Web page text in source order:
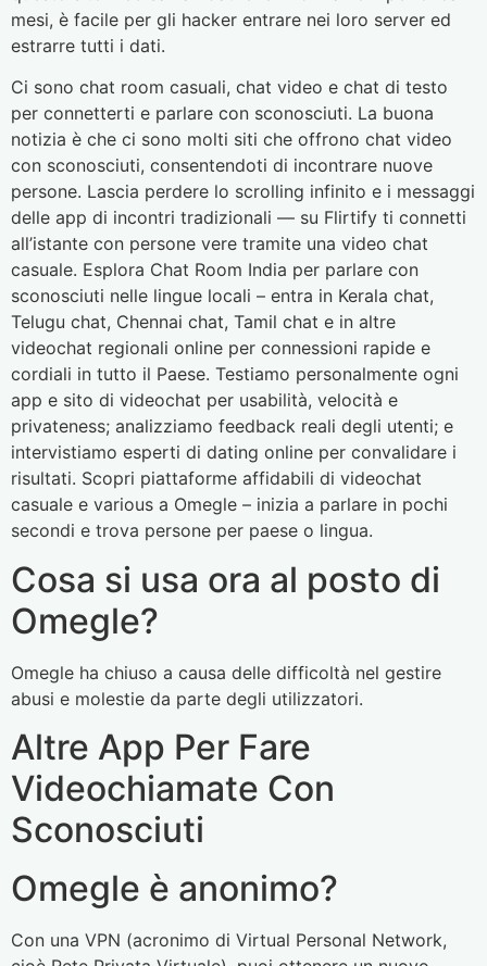
mesi, è facile per gli hacker entrare nei loro server ed
estrarre tutti i dati.
Ci sono chat room casuali, chat video e chat di testo
per connetterti e parlare con sconosciuti. La buona
notizia è che ci sono molti siti che offrono chat video
con sconosciuti, consentendoti di incontrare nuove
persone. Lascia perdere lo scrolling infinito e i messaggi
delle app di incontri tradizionali — su Flirtify ti connetti
all’istante con persone vere tramite una video chat
casuale. Esplora Chat Room India per parlare con
sconosciuti nelle lingue locali – entra in Kerala chat,
Telugu chat, Chennai chat, Tamil chat e in altre
videochat regionali online per connessioni rapide e
cordiali in tutto il Paese. Testiamo personalmente ogni
app e sito di videochat per usabilità, velocità e
privateness; analizziamo feedback reali degli utenti; e
intervistiamo esperti di dating online per convalidare i
risultati. Scopri piattaforme affidabili di videochat
casuale e various a Omegle – inizia a parlare in pochi
secondi e trova persone per paese o lingua.
Cosa si usa ora al posto di
Omegle?
Omegle ha chiuso a causa delle difficoltà nel gestire
abusi e molestie da parte degli utilizzatori.
Altre App Per Fare
Videochiamate Con
Sconosciuti
Omegle è anonimo?
Con una VPN (acronimo di Virtual Personal Network,